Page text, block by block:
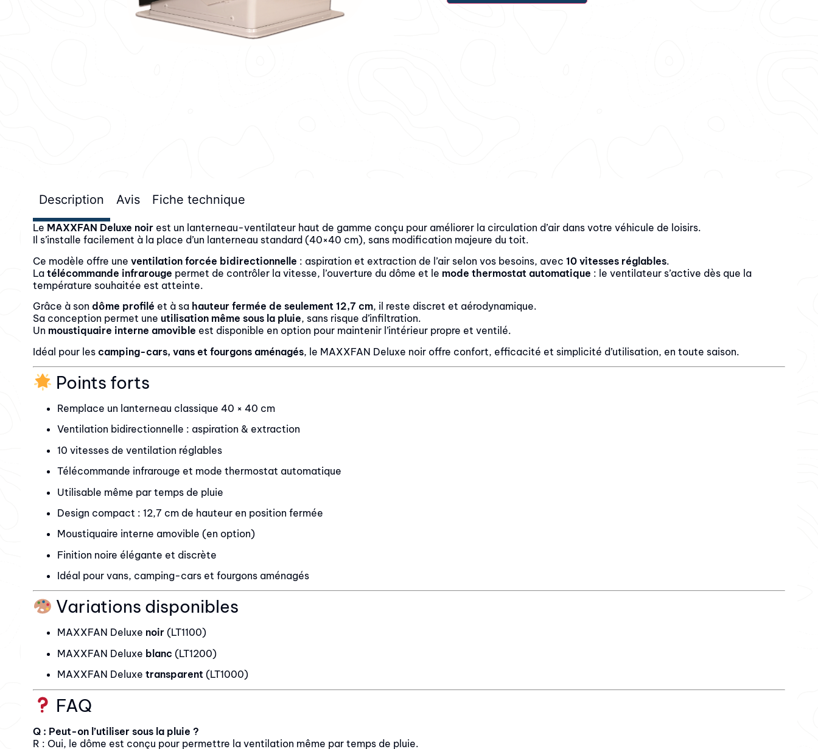
Description Avis Fiche technique
Le MAXXFAN Deluxe noirest un lanterneau-ventilateur haut de gamme conçu pour améliorer la circulation d’air dans votre véhicule de loisirs.
Il s’installe facilement à la place d’un lanterneau standard (40×40 cm), sans modification majeure du toit.
Ce modèle offre une ventilation forcée bidirectionnelle : aspiration et extraction de l’air selon vos besoins, avec 10 vitesses réglables.
La télécommande infrarouge permet de contrôler la vitesse, l’ouverture du dôme et le mode thermostat automatique : le ventilateur s’active dès que la
température souhaitée est atteinte.
Grâce à son dôme profilé et à sa hauteur fermée de seulement 12,7 cm, il reste discret et aérodynamique.
Sa conception permet une utilisation même sous la pluie, sans risque d’infiltration.
Un moustiquaire interne amovible est disponible en option pour maintenir l’intérieur propre et ventilé.
Idéal pour les camping-cars, vans et fourgons aménagés, le MAXXFAN Deluxe noir offre confort, efficacité et simplicité d’utilisation, en toute saison.
Points forts
Remplace un lanterneau classique 40 × 40 cm
Ventilation bidirectionnelle : aspiration & extraction
10 vitesses de ventilation réglables
Télécommande infrarouge et mode thermostat automatique
Utilisable même par temps de pluie
Design compact : 12,7 cm de hauteur en position fermée
Moustiquaire interne amovible (en option)
Finition noire élégante et discrète
Idéal pour vans, camping-cars et fourgons aménagés
Variations disponibles
MAXXFAN Deluxe noir(LT1100)
MAXXFAN Deluxe blanc (LT1200)
MAXXFAN Deluxe transparent(LT1000)
FAQ
Q : Peut-on l’utiliser sous la pluie ?
R : Oui, le dôme est conçu pour permettre la ventilation même par temps de pluie.